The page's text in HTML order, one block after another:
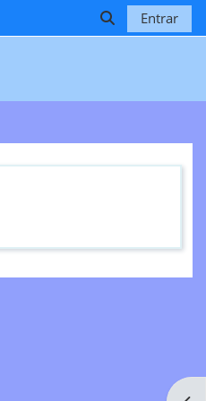
Selector de
Entrar